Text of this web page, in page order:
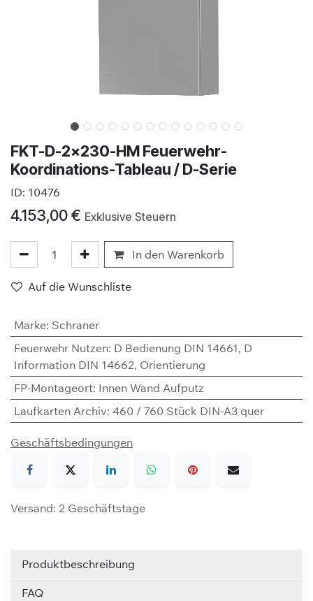
FKT-D-2x230-HM Feuerwehr-
Koordinations-Tableau / D-Serie
ID: 10476
4.153,00€ Exklusive Steuern
In den Warenkorb
Auf die Wunschliste
Marke: Schraner
Feuerwehr Nutzen: D Bedienung DIN 14661, D
Information DIN 14662, Orientierung
FP-Montageort: Innen Wand Aufputz
Laufkarten Archiv: 460 / 760 Stück DIN-A3 quer
Geschäftsbedingungen
Versand: 2 Geschäftstage
Produktbeschreibung
FAQ